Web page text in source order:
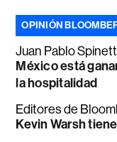
OPINIÓN
Juan Pablo
México está
la hospitalidad
Editores de
Kevin Warsh